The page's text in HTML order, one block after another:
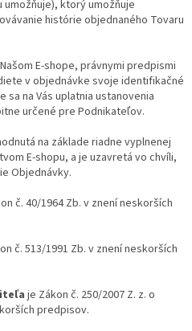
ktorý umožňuje
histórie objednaného Tovaru
E-shope, právnymi predpismi
v objednávke svoje identifikačné
sa na Vás uplatnia ustanovenia
určené pre Podnikateľov.
na základe riadne vyplnenej
E‑shopu, a je uzavretá vo chvíli,
Objednávky.
č. 40/1964 Zb. v znení neskorších
č. 513/1991 Zb. v znení neskorších
je Zákon č. 250/2007 Z. z. o
predpisov.